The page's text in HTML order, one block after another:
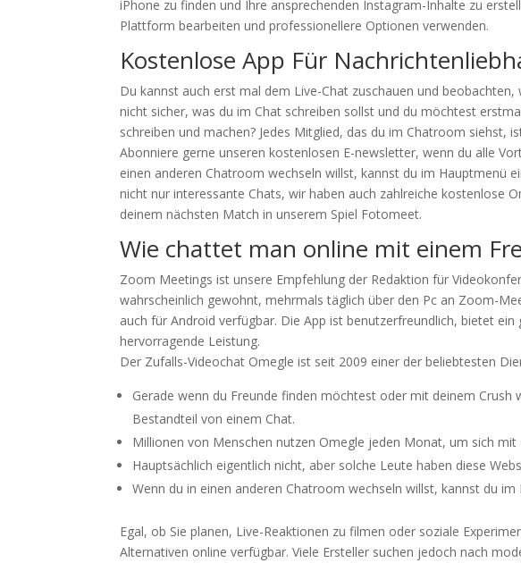
iPhone zu finden und Ihre ansprechenden Instagram-Inhalte zu
Plattform bearbeiten und professionellere Optionen verwenden.
Kostenlose App Für
Du kannst auch erst mal dem Live-Chat zuschauen und
nicht sicher, was du im Chat schreiben sollst und du möchtest
schreiben und machen? Jedes Mitglied, das du im Chatroom siehst,
Abonniere gerne unseren kostenlosen E-newsletter, wenn du alle
einen anderen Chatroom wechseln willst, kannst du im Hauptmenü
nicht nur interessante Chats, wir haben auch zahlreiche kostenlose
deinem nächsten Match in unserem Spiel Fotomeet.
Wie chattet man online mit einem
Zoom Meetings ist unsere Empfehlung der Redaktion für
wahrscheinlich gewohnt, mehrmals täglich über den Pc an Zoom-
auch für Android verfügbar. Die App ist benutzerfreundlich, bietet
hervorragende Leistung.
Der Zufalls-Videochat Omegle ist seit 2009 einer der beliebtesten
Gerade wenn du Freunde finden möchtest oder mit deinem
Bestandteil von einem Chat.
Millionen von Menschen nutzen Omegle jeden Monat, um sich mit
Hauptsächlich eigentlich nicht, aber solche Leute haben diese
Wenn du in einen anderen Chatroom wechseln willst, kannst du
Egal, ob Sie planen, Live-Reaktionen zu filmen oder soziale
Alternativen online verfügbar. Viele Ersteller suchen jedoch nach